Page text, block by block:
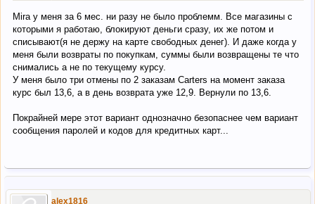
Mira у меня за 6 мес. ни разу не было проблемм. Все магазины с
которыми я работаю, блокируют деньги сразу, их же потом и
списывают(я не держу на карте свободных денег). И даже когда у
меня были возвраты по покупкам, суммы были возвращены те что
снимались а не по текущему курсу.
У меня было три отмены по 2 заказам Carters на момент заказа
курс был 13,6, а в день возврата уже 12,9. Вернули по 13,6.
Покрайней мере этот вариант однозначно безопаснее чем вариант
сообщения паролей и кодов для кредитных карт...
alex1816